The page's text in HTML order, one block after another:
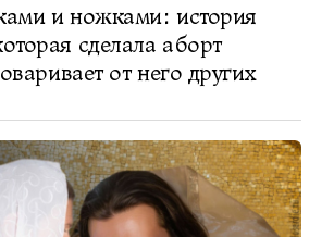
и ножками: история
сделала аборт
от него других